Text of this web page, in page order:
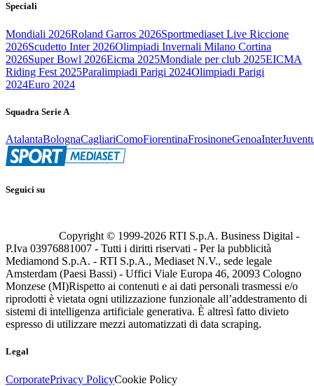
Speciali
Mondiali 2026Roland Garros 2026Sportmediaset Live Riccione
2026Scudetto Inter 2026Olimpiadi Invernali Milano Cortina
2026Super Bowl 2026Eicma 2025Mondiale per club 2025EICMA
Riding Fest 2025Paralimpiadi Parigi 2024Olimpiadi Parigi
2024Euro 2024
Squadra Serie A
AtalantaBolognaCagliariComoFiorentinaFrosinoneGenoaInter
Seguici su
Copyright © 1999-2026 RTI S.p.A. Business Digital -
P.Iva 03976881007 - Tutti i diritti riservati - Per la pubblicità
Mediamond S.p.A. - RTI S.p.A., Mediaset N.V., sede legale
Amsterdam (Paesi Bassi) - Uffici Viale Europa 46, 20093 Cologno
Monzese (MI)Rispetto ai contenuti e ai dati personali trasmessi e/o
riprodotti è vietata ogni utilizzazione funzionale all’addestramento di
sistemi di intelligenza artificiale generativa. È altresì fatto divieto
espresso di utilizzare mezzi automatizzati di data scraping.
Legal
CorporatePrivacy PolicyCookie Policy